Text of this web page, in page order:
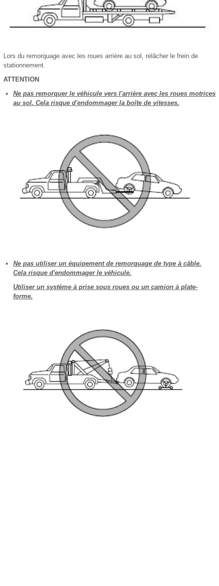
Lors du remorquage avec les roues arrière au sol, relâcher le frein de
stationnement.
ATTENTION
Ne pas remorquer le véhicule vers l'arrière avec les roues motrices
au sol. Cela risque d'endommager la boîte de vitesses.
Ne pas utiliser un équipement de remorquage de type à câble.
Cela risque d'endommager le véhicule.
Utiliser un système à prise sous roues ou un camion à plate-
forme.